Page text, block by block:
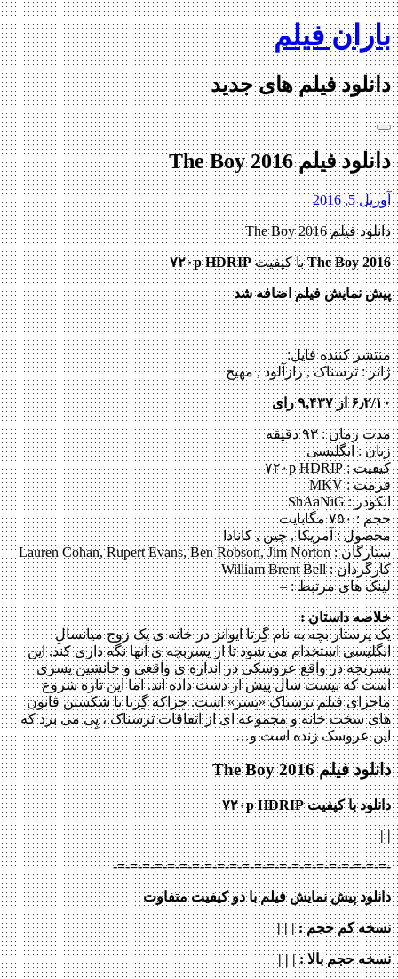
Skip
to
content
باران فیلم
دانلود فیلم های جدید
دانلود فیلم The Boy 2016
آوریل 5, 2016
دانلود فیلم The Boy 2016
The Boy 2016با کیفیت ۷۲۰p HDRIP
پیش نمایش فیلم اضافه شد
منتشر کننده فایل:
ژانر : ترسناک , رازآلود , مهیج
۶٫۲/۱۰ از ۹,۴۳۷ رای
مدت زمان : ۹۳ دقیقه
زبان : انگلیسی
کیفیت : ۷۲۰p HDRIP
فرمت : MKV
انکودر : ShAaNiG
حجم : ۷۵۰ مگابایت
محصول : آمریکا , چین , کانادا
ستارگان :Lauren Cohan, Rupert Evans, Ben Robson, Jim Norton
کارگردان :William Brent Bell
لینک های مرتبط : –
خلاصه داستان :
یک پرستار بچه به نام گِرتا ایوانز در خانه ی یک زوج میانسالِ
انگلیسی استخدام می شود تا از پسربچه ی آنها نگه داری کند. این
پسربچه در واقع عروسکی در اندازه ی واقعی و جانشین پسری
است که بیست سال پیش از دست داده اند. اما این تازه شروع
ماجرای فیلم ترسناک «پسر» است. چراکه گِرتا با شکستن قانون
های سخت خانه و مجموعه ای از اتفاقات ترسناک ، پِی می برد که
این عروسک زنده است و…
دانلود فیلم The Boy 2016
دانلود با کیفیت ۷۲۰p HDRIP
| |
-=-=-=-=-=-=-=-=-=-=-=-=-=-=-=-=-=-=-=-=-=-=-
دانلود پیش نمایش فیلم با دو کیفیت متفاوت
نسخه کم حجم: | | |
نسخه حجم بالا: | | |